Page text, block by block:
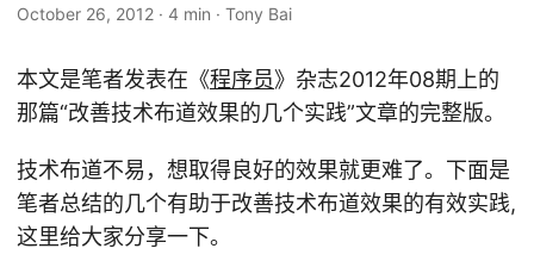
October 26, 2012 · 4 min · Tony Bai
本文是笔者发表在《程序员》杂志2012年08期上的
那篇“改善技术布道效果的几个实践”文章的完整版。
技术布道不易，想取得良好的效果就更难了。下面是
笔者总结的几个有助于改善技术布道效果的有效实践,
这里给大家分享一下。